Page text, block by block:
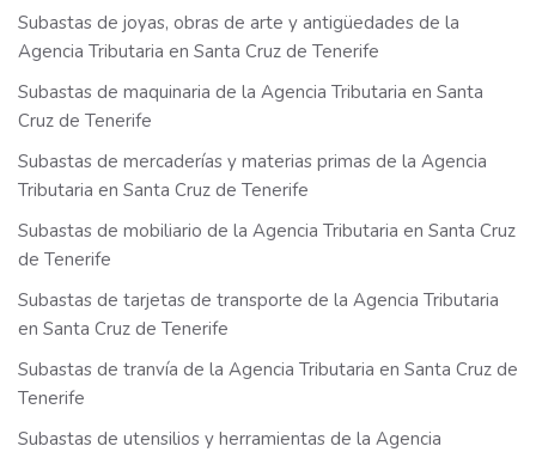
Subastas de joyas, obras de arte y antigüedades de la
Agencia Tributaria en Santa Cruz de Tenerife
Subastas de maquinaria de la Agencia Tributaria en Santa
Cruz de Tenerife
Subastas de mercaderías y materias primas de la Agencia
Tributaria en Santa Cruz de Tenerife
Subastas de mobiliario de la Agencia Tributaria en Santa Cruz
de Tenerife
Subastas de tarjetas de transporte de la Agencia Tributaria
en Santa Cruz de Tenerife
Subastas de tranvía de la Agencia Tributaria en Santa Cruz de
Tenerife
Subastas de utensilios y herramientas de la Agencia